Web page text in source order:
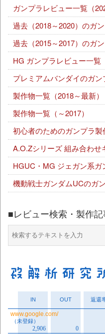
ガンプラレビュー一覧（
過去（2018～2020）のガ
過去（2015～2017）のガ
HG ガンプラレビュー一覧
プレミアムバンダイのガ
製作物一覧（2018～最新）
製作物一覧（～2017）
初心者のためのガンプラ
A.O.Zシリーズ 組み合わせ
HGUC・MG ジェガン系ガ
機動戦士ガンダムUCのガ
■レビュー検索・製作記